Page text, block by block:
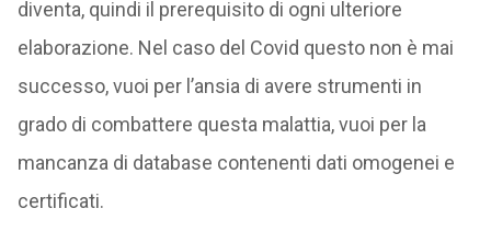
diventa, quindi il prerequisito di ogni ulteriore
elaborazione. Nel caso del Covid questo non è mai
successo, vuoi per l’ansia di avere strumenti in
grado di combattere questa malattia, vuoi per la
mancanza di database contenenti dati omogenei e
certificati.